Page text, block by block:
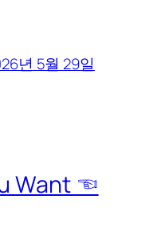
년 5월 29일
Want ☜